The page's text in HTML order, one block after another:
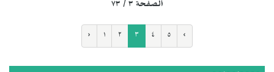
الصفحة ٣ / ٧٣
‹ ١ ٢ ٣ ٤ ٥ ›